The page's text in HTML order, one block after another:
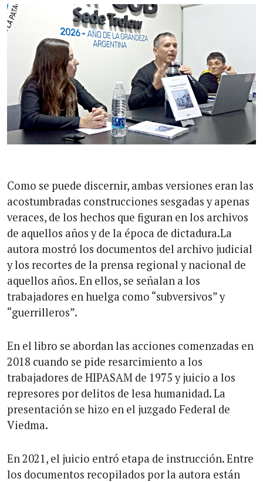
Como se puede discernir, ambas versiones eran las
acostumbradas construcciones sesgadas y apenas
veraces, de los hechos que figuran en los archivos
de aquellos años y de la época de dictadura.La
autora mostró los documentos del archivo judicial
y los recortes de la prensa regional y nacional de
aquellos años. En ellos, se señalan a los
trabajadores en huelga como “subversivos” y
“guerrilleros”.
En el libro se abordan las acciones comenzadas en
2018 cuando se pide resarcimiento a los
trabajadores de HIPASAM de 1975 y juicio a los
represores por delitos de lesa humanidad. La
presentación se hizo en el juzgado Federal de
Viedma.
En 2021, el juicio entró etapa de instrucción. Entre
los documentos recopilados por la autora están